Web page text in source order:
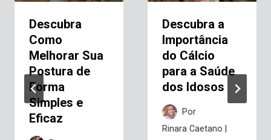
Descubra
Como
Melhorar Sua
Postura de
Forma
Simples e
Eficaz
Descubra a
Importância
do Cálcio
para a Saúde
dos Idosos
Por
Rinara Caetano |